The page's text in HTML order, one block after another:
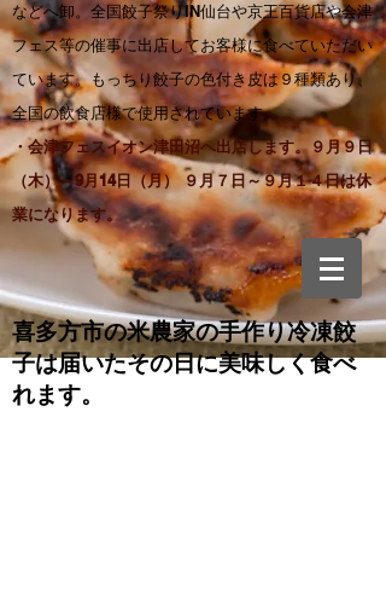
などへ卸。全国餃子祭りIN仙台や京王百貨店や会津
フェス等の催事に出店してお客様に食べていただい
ています。もっちり餃子の色付き皮は９種類あり、
全国の飲食店様で使用されています。
・会津フェスイオン津田沼へ出店します。９月９日
（木）～9月14日（月） ９月７日～９月１４日は休
業になります。
喜多方市の米農家の手作り冷凍餃
子は届いたその日に美味しく食べ
れます。